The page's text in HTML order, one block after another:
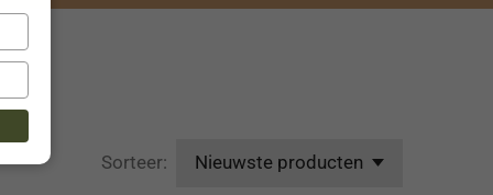
Sorteer: